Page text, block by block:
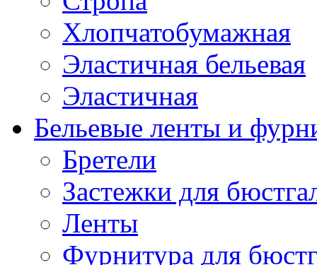
Хлопчатобумажная
Эластичная бельевая
Эластичная
Бельевые ленты и
Бретели
Застежки для
Ленты
Фурнитура для